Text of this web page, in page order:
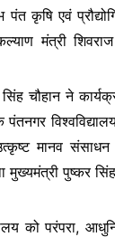
s
s
e
n
g
er
पंत कृषि एवं
मंत्री
सिंह चौहान ने
उत्कृष्ट मानव
मुख्यमंत्री पुष्कर
को